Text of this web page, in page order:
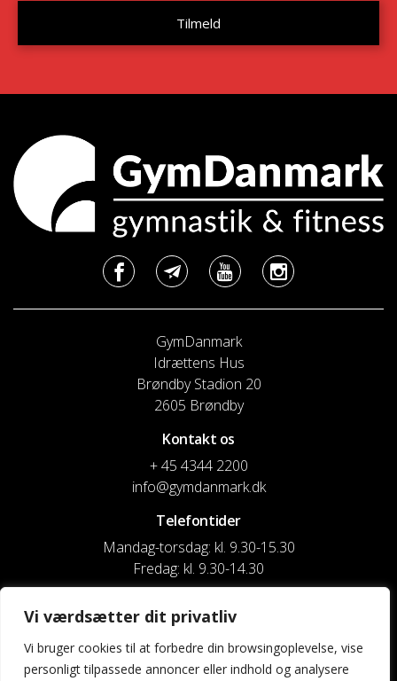
Vi værdsætter dit privatliv
Vi bruger cookies til at forbedre din browsingoplevelse, vise
personligt tilpassede annoncer eller indhold og analysere
GymDanmark
Idrættens Hus
Brøndby Stadion 20
2605 Brøndby
Kontakt os
+ 45 4344 2200
info@gymdanmark.dk
Telefontider
Mandag-torsdag: kl. 9.30-15.30
Fredag: kl. 9.30-14.30
CVR nr. 20916818
Reg. & Kontonr.: 4180 3119119022
Privatlivspolitik og cookies